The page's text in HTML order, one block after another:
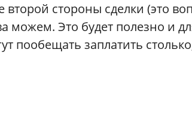
стороны сделки (это
можем. Это будет полезно и
пообещать заплатить